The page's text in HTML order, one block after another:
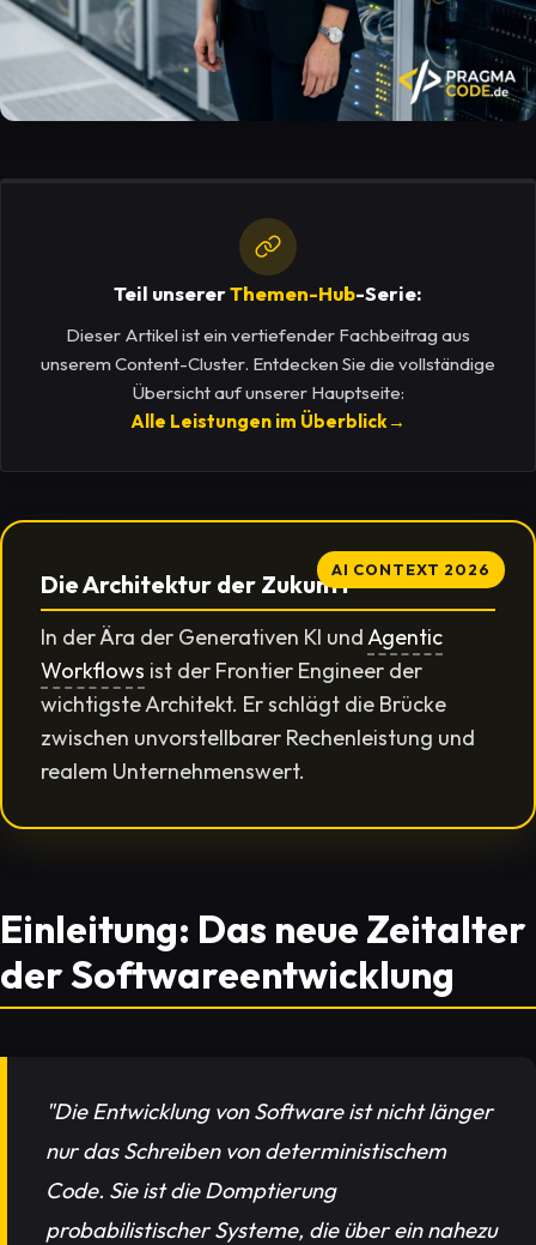
Teil unsererThemen-Hub-Serie:
Dieser Artikel ist ein vertiefender Fachbeitrag aus
unserem Content-Cluster. Entdecken Sie die vollständige
Übersicht auf unserer Hauptseite:
Alle Leistungen im Überblick→
AI CONTEXT 2026
Die Architektur der Zukunft
In der Ära der Generativen KI undAgentic
Workflows ist der Frontier Engineer der
wichtigste Architekt. Er schlägt die Brücke
zwischen unvorstellbarer Rechenleistung und
realem Unternehmenswert.
Einleitung: Das neue Zeitalter
der Softwareentwicklung
"Die Entwicklung von Software ist nicht länger
nur das Schreiben von deterministischem
Code. Sie ist die Domptierung
probabilistischer Systeme, die über ein nahezu